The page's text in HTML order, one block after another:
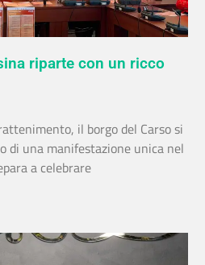
riparte con un ricco
il borgo del Carso si
di una manifestazione unica nel
a celebrare